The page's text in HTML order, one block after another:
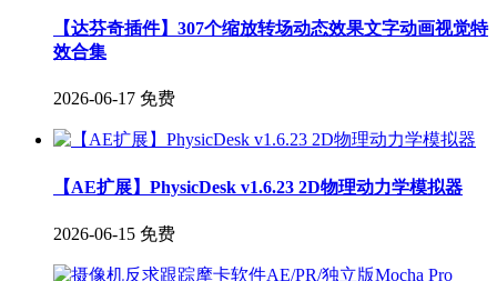
【达芬奇插件】307个缩放转场动态效果文字动画视觉特
效合集
2026-06-17 免费
【AE扩展】PhysicDesk v1.6.23 2D物理动力学模拟器
2026-06-15 免费